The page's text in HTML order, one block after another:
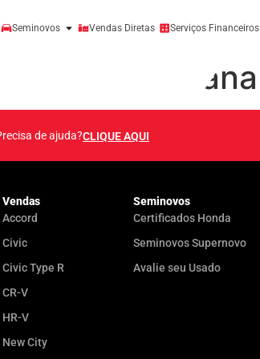
Seminovos Vendas Diretas Serviços Financeiros
Lorenzo Piana
de ajuda?CLIQUE AQUI
Vendas
Accord
Civic
Civic Type R
CR-V
HR-V
New City
Seminovos
Certificados Honda
Seminovos Supernovo
Avalie seu Usado